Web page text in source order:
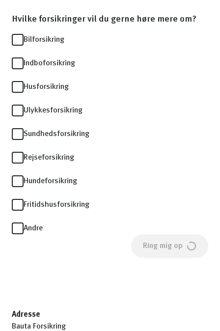
Hvilke forsikringer vil du gerne høre mere om?
Bilforsikring
Indboforsikring
Husforsikring
Ulykkesforsikring
Sundhedsforsikring
Rejseforsikring
Hundeforsikring
Fritidshusforsikring
Andre
Ring mig op
Adresse
Bauta Forsikring